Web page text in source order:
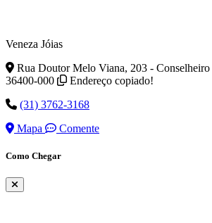
Veneza Jóias
Rua Doutor Melo Viana, 203 -
36400-000
Endereço copiado!
(31) 3762-3168
Mapa
Comente
Como Chegar